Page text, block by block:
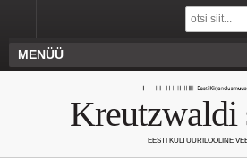
MENÜÜ
Kreutzwaldi
EESTI KULTUURILOOLINE